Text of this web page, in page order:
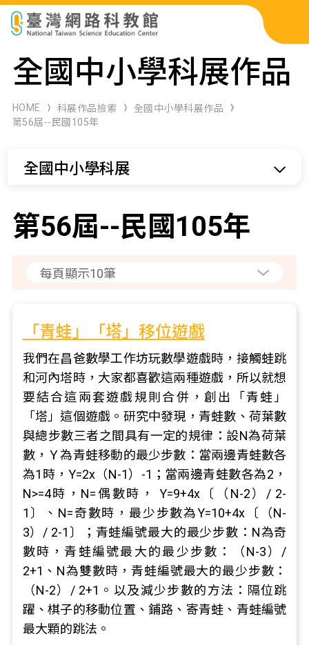
科展作品檢索
科學研習月刊
全國中小學科展作品
HOME 科展作品檢索
全國中小學科展作品
第56屆--民國105年
全國中小學科展
第56屆--民國105年
「青蛙」「塔」移位遊戲
我們在昌爸數學工作坊玩數學遊戲時，接觸蛙跳
和河內塔時，大家都喜歡這兩種遊戲，所以就想
要結合這兩套遊戲規則合併，創出「青蛙」
「塔」這個遊戲。研究中發現，青蛙數、荷葉數
與總步數三者之間具有一定的規律：設N為荷葉
數，Ｙ為青蛙移動的最少步數：當兩邊青蛙數各
為1時，Y=2x（N-1）-1；當兩邊青蛙數各為2，
N>=4時，N=偶數時， Y=9+4x〔（N-2）/ 2-
1〕、N=奇數時，最少步數為Y=10+4x〔（N-
3）/ 2-1〕；青蛙編號最大的最少步數：N為奇
數時，青蛙編號最大的最少步數：（N-3）/
2+1、N為雙數時，青蛙編號最大的最少步數：
（N-2）/ 2+1。以及減少步數的方法：隔位跳
躍、棋子的移動位置、鋪路、寄青蛙、青蛙編號
最大顆的跳法。